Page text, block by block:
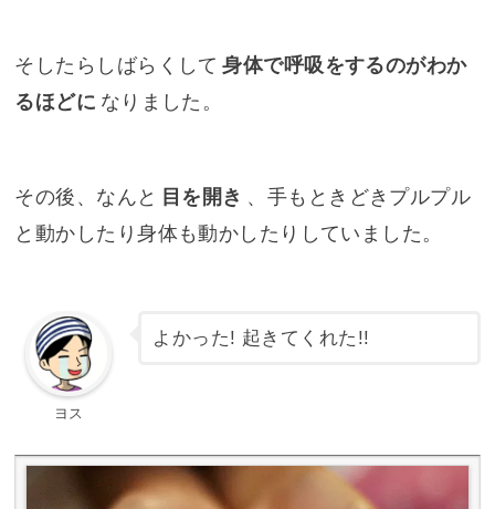
そしたらしばらくして 身体で呼吸をするのがわか
るほどに なりました。
その後、なんと 目を開き 、手もときどきプルプル
と動かしたり身体も動かしたりしていました。
ヨス
よかった! 起きてくれた!!